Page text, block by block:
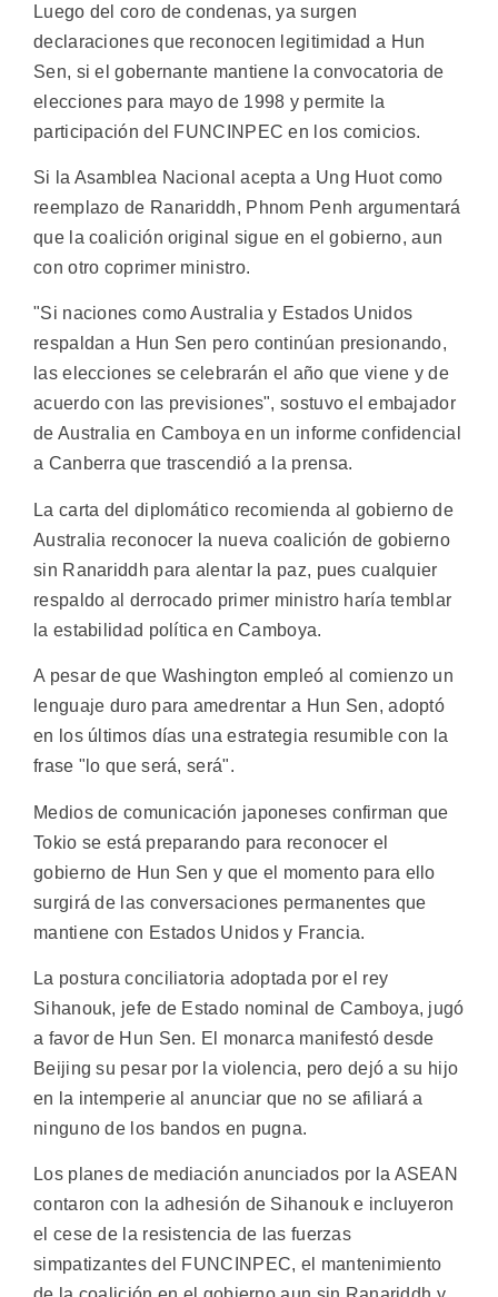
Luego del coro de condenas, ya surgen
declaraciones que reconocen legitimidad a Hun
Sen, si el gobernante mantiene la convocatoria de
elecciones para mayo de 1998 y permite la
participación del FUNCINPEC en los comicios.
Si la Asamblea Nacional acepta a Ung Huot como
reemplazo de Ranariddh, Phnom Penh argumentará
que la coalición original sigue en el gobierno, aun
con otro coprimer ministro.
"Si naciones como Australia y Estados Unidos
respaldan a Hun Sen pero continúan presionando,
las elecciones se celebrarán el año que viene y de
acuerdo con las previsiones", sostuvo el embajador
de Australia en Camboya en un informe confidencial
a Canberra que trascendió a la prensa.
La carta del diplomático recomienda al gobierno de
Australia reconocer la nueva coalición de gobierno
sin Ranariddh para alentar la paz, pues cualquier
respaldo al derrocado primer ministro haría temblar
la estabilidad política en Camboya.
A pesar de que Washington empleó al comienzo un
lenguaje duro para amedrentar a Hun Sen, adoptó
en los últimos días una estrategia resumible con la
frase "lo que será, será".
Medios de comunicación japoneses confirman que
Tokio se está preparando para reconocer el
gobierno de Hun Sen y que el momento para ello
surgirá de las conversaciones permanentes que
mantiene con Estados Unidos y Francia.
La postura conciliatoria adoptada por el rey
Sihanouk, jefe de Estado nominal de Camboya, jugó
a favor de Hun Sen. El monarca manifestó desde
Beijing su pesar por la violencia, pero dejó a su hijo
en la intemperie al anunciar que no se afiliará a
ninguno de los bandos en pugna.
Los planes de mediación anunciados por la ASEAN
contaron con la adhesión de Sihanouk e incluyeron
el cese de la resistencia de las fuerzas
simpatizantes del FUNCINPEC, el mantenimiento